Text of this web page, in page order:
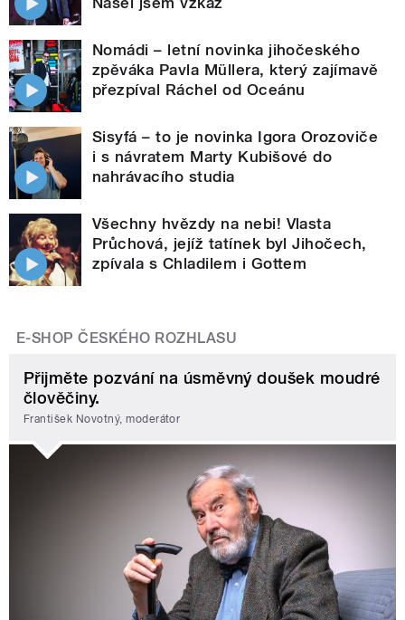
Nomádi – letní novinka jihočeského
zpěváka Pavla Müllera, který zajímavě
přezpíval Ráchel od Oceánu
Sisyfá – to je novinka Igora Orozoviče
i s návratem Marty Kubišové do
nahrávacího studia
Všechny hvězdy na nebi! Vlasta
Průchová, jejíž tatínek byl Jihočech,
zpívala s Chladilem i Gottem
E-SHOP ČESKÉHO ROZHLASU
Přijměte pozvání na úsměvný doušek moudré
člověčiny.
František Novotný, moderátor